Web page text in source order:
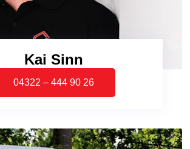
Kai Sinn
04322 – 444 90 26